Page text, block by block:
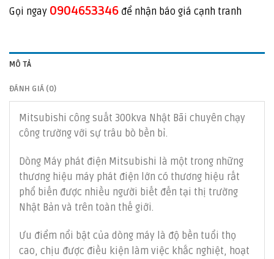
Gọi ngay 0904653346 để nhận báo giá cạnh tranh
MÔ TẢ
ĐÁNH GIÁ (0)
Mitsubishi công suất 300kva Nhật Bãi chuyên chạy
công trường với sự trâu bò bền bỉ.
Dòng Máy phát điện Mitsubishi là một trong những
thương hiệu máy phát điện lớn có thương hiệu rất
phổ biến được nhiều người biết đến tại thị trường
Nhật Bản và trên toàn thế giới.
Ưu điểm nổi bật của dòng máy là độ bền tuổi thọ
cao, chịu được điều kiện làm việc khắc nghiệt, hoạt